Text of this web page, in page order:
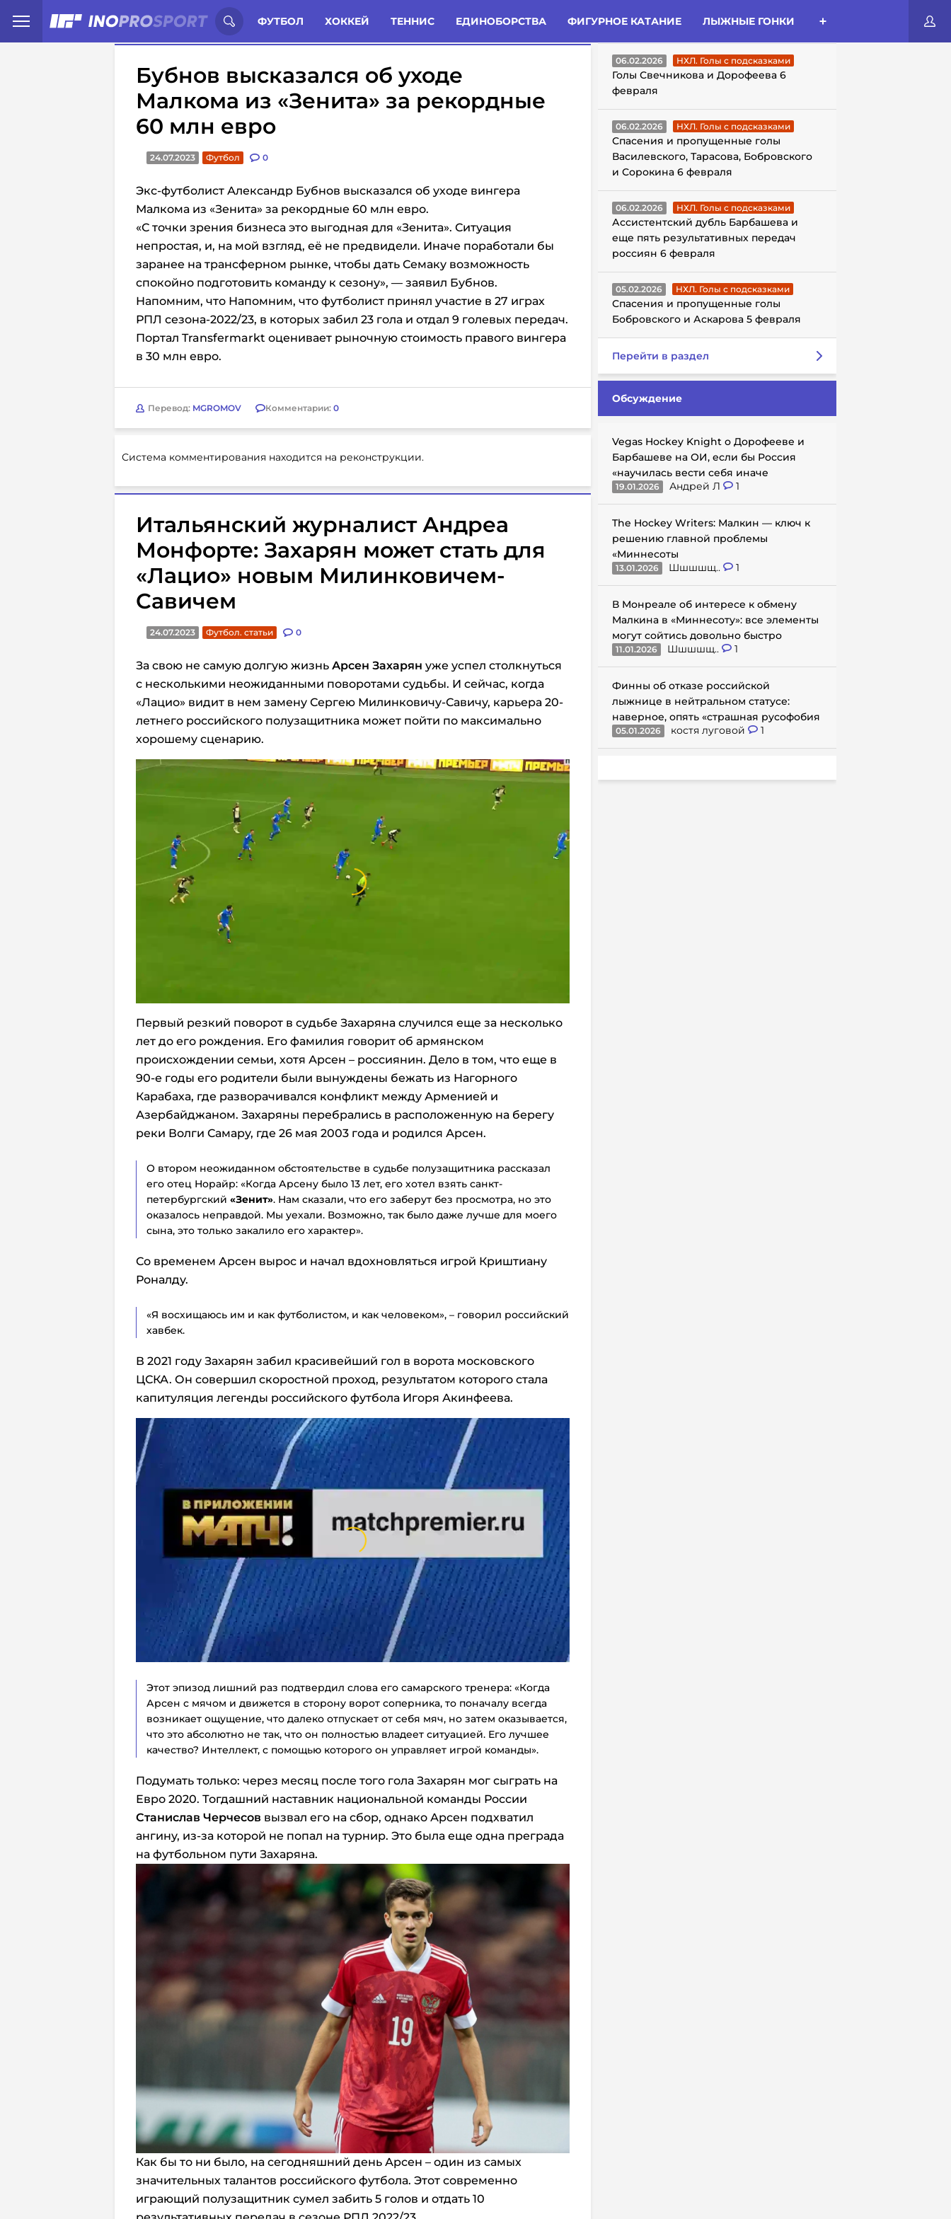
ФУТБОЛ ХОККЕЙ ТЕННИС ЕДИНОБОРСТВА ФИГУРНОЕ КАТАНИЕ ЛЫЖНЫЕ ГОНКИ
Иностранцы о спорте России: Статьи Комменты Новости
Бубнов высказался об уходе
Малкома из «Зенита» за рекордные
60 млн евро
24.07.2023 Футбол 0
Экс-футболист Александр Бубнов высказался об уходе вингера
Малкома из «Зенита» за рекордные 60 млн евро.
«С точки зрения бизнеса это выгодная для «Зенита». Ситуация
непростая, и, на мой взгляд, её не предвидели. Иначе поработали бы
заранее на трансферном рынке, чтобы дать Семаку возможность
спокойно подготовить команду к сезону», — заявил Бубнов.
Напомним, что Напомним, что футболист принял участие в 27 играх
РПЛ сезона-2022/23, в которых забил 23 гола и отдал 9 голевых передач.
Портал Transfermarkt оценивает рыночную стоимость правого вингера
в 30 млн евро.
Перевод: MGROMOV Комментарии: 0
Система комментирования находится на реконструкции.
Итальянский журналист Андреа
Монфорте: Захарян может стать для
«Лацио» новым Милинковичем-
Савичем
24.07.2023 Футбол. статьи 0
За свою не самую долгую жизнь Арсен Захарян уже успел столкнуться
с несколькими неожиданными поворотами судьбы. И сейчас, когда
«Лацио» видит в нем замену Сергею Милинковичу-Савичу, карьера 20-
летнего российского полузащитника может пойти по максимально
хорошему сценарию.
Первый резкий поворот в судьбе Захаряна случился еще за несколько
лет до его рождения. Его фамилия говорит об армянском
происхождении семьи, хотя Арсен – россиянин. Дело в том, что еще в
90-е годы его родители были вынуждены бежать из Нагорного
Карабаха, где разворачивался конфликт между Арменией и
Азербайджаном. Захаряны перебрались в расположенную на берегу
реки Волги Самару, где 26 мая 2003 года и родился Арсен.
О втором неожиданном обстоятельстве в судьбе полузащитника рассказал
его отец Норайр: «Когда Арсену было 13 лет, его хотел взять санкт-
петербургский «Зенит». Нам сказали, что его заберут без просмотра, но это
оказалось неправдой. Мы уехали. Возможно, так было даже лучше для моего
сына, это только закалило его характер».
Со временем Арсен вырос и начал вдохновляться игрой Криштиану
Роналду.
«Я восхищаюсь им и как футболистом, и как человеком», – говорил российский
хавбек.
В 2021 году Захарян забил красивейший гол в ворота московского
ЦСКА. Он совершил скоростной проход, результатом которого стала
капитуляция легенды российского футбола Игоря Акинфеева.
Этот эпизод лишний раз подтвердил слова его самарского тренера: «Когда
Арсен с мячом и движется в сторону ворот соперника, то поначалу всегда
возникает ощущение, что далеко отпускает от себя мяч, но затем оказывается,
что это абсолютно не так, что он полностью владеет ситуацией. Его лучшее
качество? Интеллект, с помощью которого он управляет игрой команды».
Подумать только: через месяц после того гола Захарян мог сыграть на
Евро 2020. Тогдашний наставник национальной команды России
Станислав Черчесов вызвал его на сбор, однако Арсен подхватил
ангину, из-за которой не попал на турнир. Это была еще одна преграда
на футбольном пути Захаряна.
Как бы то ни было, на сегодняшний день Арсен – один из самых
значительных талантов российского футбола. Этот современно
играющий полузащитник сумел забить 5 голов и отдать 10
ГОЛЫ С ПОДСКАЗКАМИ
06.02.2026 НХЛ. Голы с подсказками
Голы Свечникова и Дорофеева 6
февраля
06.02.2026 НХЛ. Голы с подсказками
Спасения и пропущенные голы
Василевского, Тарасова, Бобровского
и Сорокина 6 февраля
06.02.2026 НХЛ. Голы с подсказками
Ассистентский дубль Барбашева и
еще пять результативных передач
россиян 6 февраля
05.02.2026 НХЛ. Голы с подсказками
Спасения и пропущенные голы
Бобровского и Аскарова 5 февраля
Перейти в раздел
Обсуждение
Vegas Hockey Knight о Дорофееве и
Барбашеве на ОИ, если бы Россия
«научилась вести себя иначе
19.01.2026 Андрей Л 1
The Hockey Writers: Малкин — ключ к
решению главной проблемы
«Миннесоты
13.01.2026 Шшшшщ.. 1
В Монреале об интересе к обмену
Малкина в «Миннесоту»: все элементы
могут сойтись довольно быстро
11.01.2026 Шшшшщ.. 1
Финны об отказе российской
лыжнице в нейтральном статусе:
наверное, опять «страшная русофобия
05.01.2026 костя луговой 1